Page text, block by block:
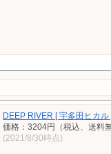
DEEP RIVER [ 宇多田ヒカル
価格：3204円（税込、送料
(2021/8/30時点)